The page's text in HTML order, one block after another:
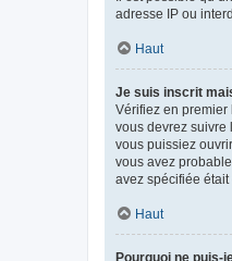
adresse IP ou
Haut
Je suis inscrit
Vérifiez en premier
vous devrez suivre
vous puissiez
vous avez
avez spécifiée était
Haut
Pourquoi ne puis-